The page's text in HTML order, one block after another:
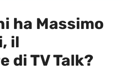
ha Massimo
il
di TV Talk?